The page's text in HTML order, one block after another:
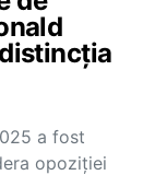
a fost
opoziției